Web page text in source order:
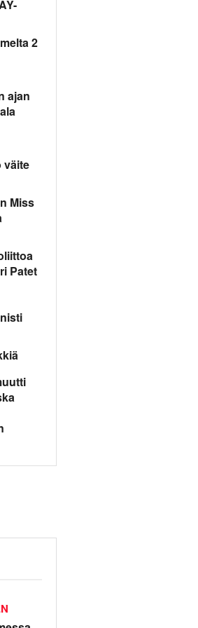
2
ajan
väite
Miss
Patet